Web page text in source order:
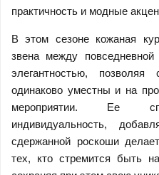
практичность и модные
В этом сезоне кожаная
звена между
элегантностью,
одинаково уместны и на
мероприятии. Ее
индивидуальность,
сдержанной роскоши
тех, кто стремится быть